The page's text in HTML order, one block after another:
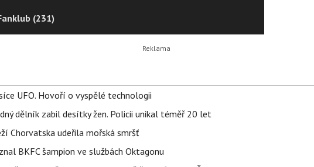
(231)
UFO. Hovoří o vyspělé technologii
dělník zabil desítky žen. Policii unikal téměř 20 let
Chorvatska udeřila mořská smršť
BKFC šampion ve službách Oktagonu